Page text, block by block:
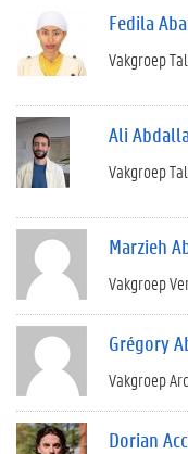
Fedila
Vakgroep
Ali
Vakgroep
Marzieh
Vakgroep
Grégory
Vakgroep
Dorian